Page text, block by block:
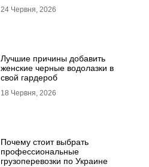
24 Червня, 2026
Лучшие причины добавить
женские черные водолазки в
свой гардероб
18 Червня, 2026
Почему стоит выбрать
профессиональные
грузоперевозки по Украине